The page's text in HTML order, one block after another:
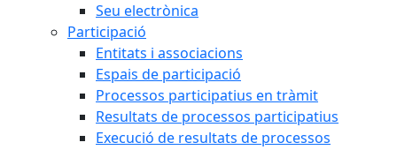
Seu electrònica
Participació
Entitats i associacions
Espais de participació
Processos participatius en tràmit
Resultats de processos participatius
Execució de resultats de processos